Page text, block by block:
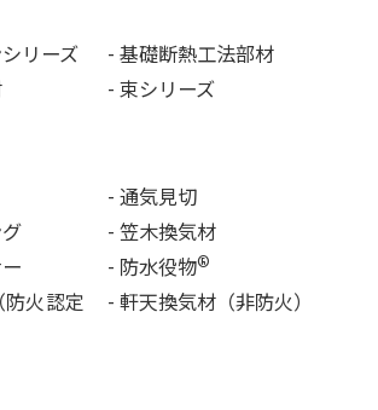
リーズ
- 基礎断熱工法部材
- 束シリーズ
- 通気見切
- 笠木換気材
- 防水役物®
火認定
- 軒天換気材（非防火）